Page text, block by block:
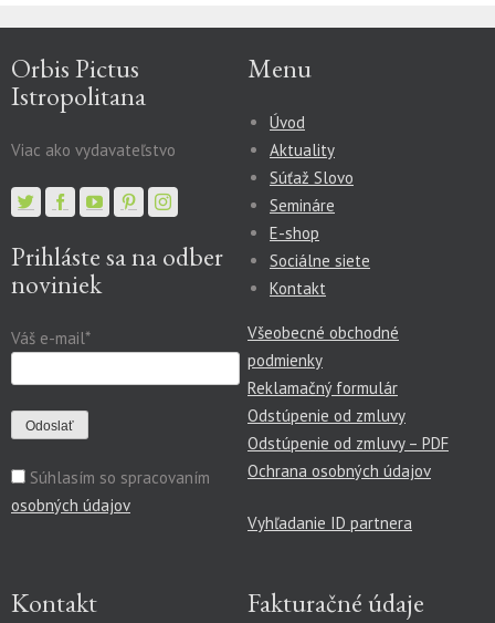
Orbis Pictus
Istropolitana
Viac ako vydavateľstvo
Prihláste sa na odber
noviniek
Váš e-mail*
Súhlasím so spracovaním
osobných údajov
Menu
Úvod
Aktuality
Súťaž Slovo
Semináre
E-shop
Sociálne siete
Kontakt
Všeobecné obchodné
podmienky
Reklamačný formulár
Odstúpenie od zmluvy
Odstúpenie od zmluvy – PDF
Ochrana osobných údajov
Vyhľadanie ID partnera
Kontakt Fakturačné údaje